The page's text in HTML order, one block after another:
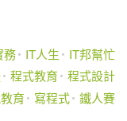
務 IT人生
IT邦幫忙
程式教育
程式設計
育
寫程式 鐵人賽